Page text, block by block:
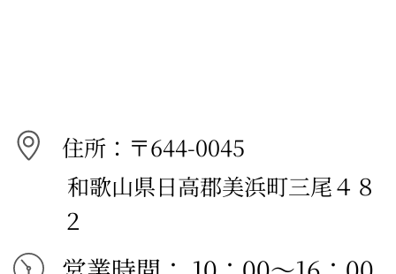
住所：〒644-0045
和歌山県日高郡美浜町三尾４８
２